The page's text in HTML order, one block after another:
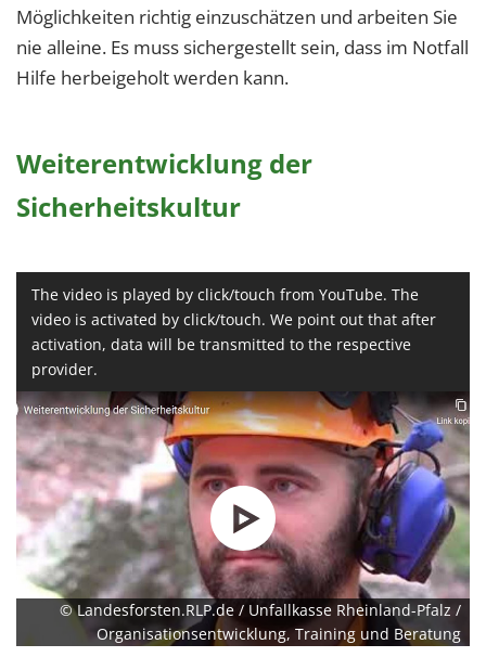
Möglichkeiten richtig einzuschätzen und arbeiten Sie
nie alleine. Es muss sichergestellt sein, dass im Notfall
Hilfe herbeigeholt werden kann.
Weiterentwicklung der
Sicherheitskultur
The video is played by click/touch from YouTube. The
video is activated by click/touch. We point out that after
activation, data will be transmitted to the respective
provider.
© Landesforsten.RLP.de / Unfallkasse Rheinland-Pfalz /
Organisationsentwicklung, Training und Beratung